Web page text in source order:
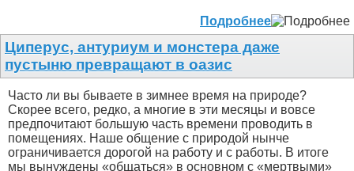
Подробнее
Циперус, антуриум и монстера даже
пустыню превращают в оазис
Часто ли вы бываете в зимнее время на природе?
Скорее всего, редко, а многие в эти месяцы и вовсе
предпочитают большую часть времени проводить в
помещениях. Наше общение с природой нынче
ограничивается дорогой на работу и с работы. В итоге
мы вынуждены «общаться» в основном с «мертвыми»